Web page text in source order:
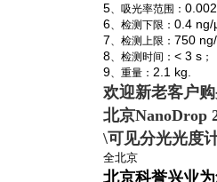
5、吸光率范围：
6、检测下限： 0.4 ng/
7、检测上限： 750
8、检测时间： < 3 s ；
9、重量： 2.1 kg.
欢迎新老客户
北京NanoDrop
\可见分光光度
全北京
北京科誉兴业